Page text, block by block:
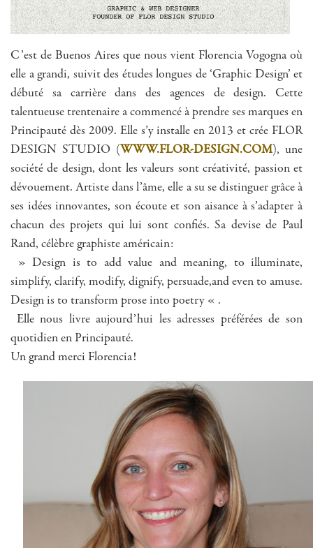
C’est de Buenos Aires que nous vient Florencia Vogogna où
elle a grandi, suivit des études longues de ‘Graphic Design’ et
débuté sa carrière dans des agences de design. Cette
talentueuse trentenaire a commencé à prendre ses marques en
Principauté dès 2009. Elle s’y installe en 2013 et crée FLOR
DESIGN STUDIO (WWW.FLOR-DESIGN.COM), une
société de design, dont les valeurs sont créativité, passion et
dévouement. Artiste dans l’âme, elle a su se distinguer grâce à
ses idées innovantes, son écoute et son aisance à s’adapter à
chacun des projets qui lui sont confiés. Sa devise de Paul
Rand, célèbre graphiste américain:
» Design is to add value and meaning, to illuminate,
simplify, clarify, modify, dignify, persuade,and even to amuse.
Design is to transform prose into poetry « .
Elle nous livre aujourd’hui les adresses préférées de son
quotidien en Principauté.
Un grand merci Florencia!